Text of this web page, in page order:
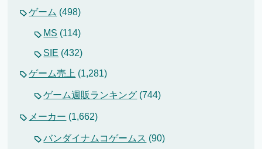
ゲーム (498)
MS (114)
SIE (432)
ゲーム売上 (1,281)
ゲーム週販ランキング (744)
メーカー (1,662)
バンダイナムコゲームス (90)